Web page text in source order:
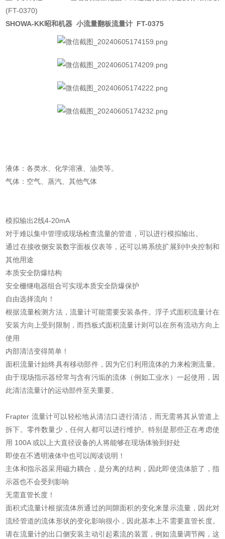
(FT-0370)
SHOWA-KK昭和机器 小流量翻板流量计 FT-0375
液体：各类水、化学溶液、油类等。
气体：空气、蒸汽、其他气体
模拟输出2线4-20mA
对于难以集中管理或现场检查流量的管道，可以进行模拟输出。
通过在接收侧安装数字面板仪表等，还可以将系统扩展到中央控制和
其他用途
本质安全防爆结构
安全栅继电器组合可实现本质安全防爆保护
自由选择流向！
根据流量检测方法，流量计可能需要安装条件。浮子式面积流量计在
安装方向上受到限制，而挡板式面积流量计则可以在所有流动方向上
使用
内部清洁变得简单！
面积流量计始终具有移动部件，因为它们利用流体的力来检测流量。
由于现场指示器经常与含有污垢的流体（例如工业水）一起使用，因
此清洁流量计的运动部件至关重要。
Frapter 流量计可以轻松地从清洁口进行清洁，而无需将其从管道上
拆下。零件数量少，任何人都可以进行维护。特别是那些正在考虑使
用 100A 或以上大直径设备的人将能够在现场体验到好处
即使在不透明液体中也可以阅读说明！
主体和指示器采用磁力耦合，是分离的结构，因此即使流体脏了，指
示器也不会受到影响
无需直管长度！
面积式流量计根据流体所通过的间隙面积的变化来显示流量，因此对
流经管道的流体形状的变化影响很小，因此基本上不需要直管长度。
请在流量计的出口侧安装主动引起紊流的装置，例如流量调节阀，这